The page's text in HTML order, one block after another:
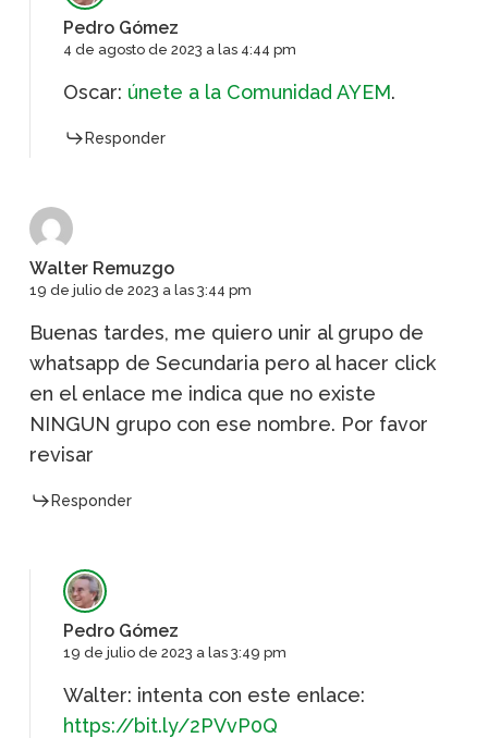
Pedro Gómez
4 de agosto de 2023 a las 4:44 pm
Oscar: únete a la Comunidad AYEM.
Responder
Walter Remuzgo
19 de julio de 2023 a las 3:44 pm
Buenas tardes, me quiero unir al grupo de
whatsapp de Secundaria pero al hacer click
en el enlace me indica que no existe
NINGUN grupo con ese nombre. Por favor
revisar
Responder
Pedro Gómez
19 de julio de 2023 a las 3:49 pm
Walter: intenta con este enlace:
https://bit.ly/2PVvP0Q